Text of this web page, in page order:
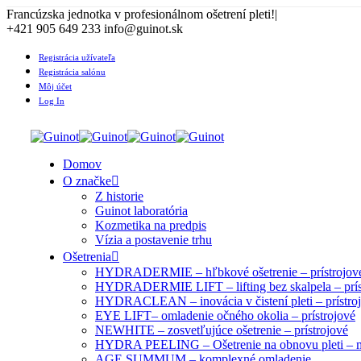
Francúzska jednotka v profesionálnom ošetrení pleti!|
+421 905 649 233 info@guinot.sk
Registrácia užívateľa
Registrácia salónu
Môj účet
Log In
Domov
O značke
Z historie
Guinot laboratória
Kozmetika na predpis
Vízia a postavenie trhu
Ošetrenia
HYDRADERMIE – hľbkové ošetrenie –
HYDRADERMIE LIFT – lifting bez skalpela –
HYDRACLEAN – inovácia v čistení pleti –
EYE LIFT– omladenie očného okolia – prístrojové
NEWHITE – zosvetľujúce ošetrenie – prístrojové
HYDRA PEELING – Ošetrenie na obnovu pleti –